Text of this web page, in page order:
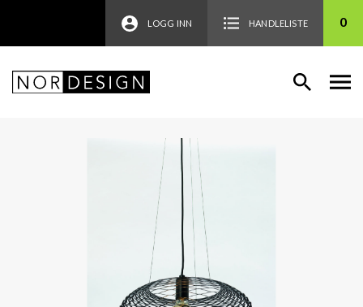
LOGG INN HANDLELISTE 0